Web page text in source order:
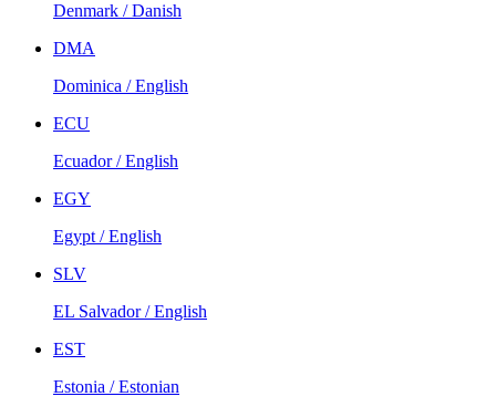
Denmark / Danish
DMA
Dominica / English
ECU
Ecuador / English
EGY
Egypt / English
SLV
EL Salvador / English
EST
Estonia / Estonian